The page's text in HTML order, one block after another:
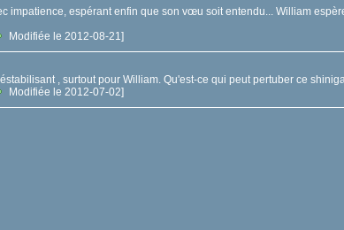
impatience, espérant enfin que son vœu soit entendu... William
Modifiée le 2012-08-21]
, surtout pour William. Qu'est-ce qui peut pertuber ce
Modifiée le 2012-07-02]